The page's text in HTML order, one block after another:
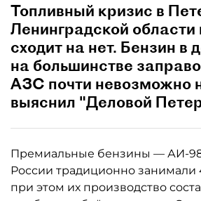
Топливный кризис в
Ленинградской области
сходит на нет. Бензин в
на большинстве
АЗС почти невозможно
выяснил "Деловой
Премиальные бензины — АИ-
России традиционно занимали
при этом их производство